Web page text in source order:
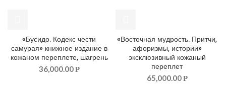
«Бусидо. Кодекс чести
самурая» книжное издание в
кожаном переплете, шагрень
36,000.00Р
«Восточная мудрость. Притчи,
афоризмы, истории»
эксклюзивный кожаный
переплет
65,000.00Р